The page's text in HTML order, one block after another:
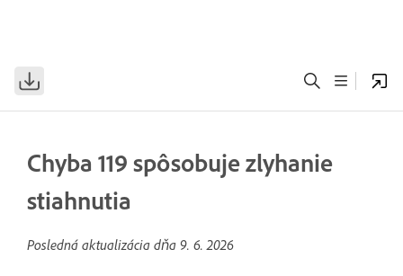
Chyba 119 spôsobuje zlyhanie
stiahnutia
Posledná aktualizácia dňa 9. 6. 2026